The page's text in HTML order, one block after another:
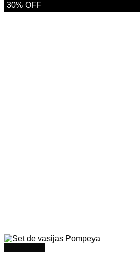
30% OFF